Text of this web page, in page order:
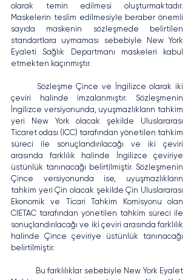
olarak temin edilmesi oluşturmaktadır.
Maskelerin teslim edilmesiyle beraber önemli
sayıda maskenin sözleşmede belirtilen
standartlara uymaması sebebiyle New York
Eyaleti Sağlık Departmanı maskeleri kabul
etmekten kaçınmıştır.
çeviri halinde imzalanmıştır. Sözleşmenin
İngilizce versiyonunda, uyuşmazlıkların tahkim
yeri New York olacak şekilde Uluslararası
Ticaret odası (ICC) tarafından yönetilen tahkim
süreci ile sonuçlandırılacağı ve iki çeviri
arasında farklılık halinde İngilizce çeviriye
üstünlük tanınacağı belirtilmiştir. Sözleşmenin
Çince versiyonunda ise, uyuşmazlıkların
tahkim yeri Çin olacak şekilde Çin Uluslararası
Ekonomik ve Ticari Tahkim Komisyonu olan
CIETAC tarafından yönetilen tahkim süreci ile
sonuçlandırılacağı ve iki çeviri arasında farklılık
halinde Çince çeviriye üstünlük tanınacağı
belirtilmiştir.